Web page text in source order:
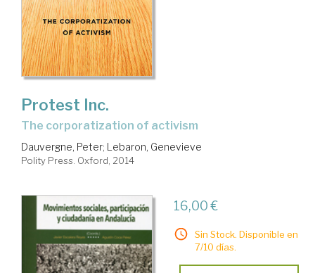
Protest Inc.
the corporatization of activism
Dauvergne, Peter; Lebaron, Genevieve
Polity Press. Oxford, 2014
16,00 €
Sin Stock. Disponible en
7/10 días.